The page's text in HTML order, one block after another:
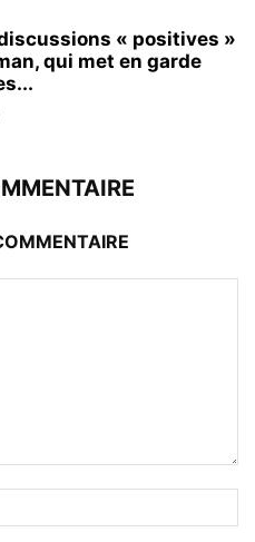
« positives »
qui met en garde